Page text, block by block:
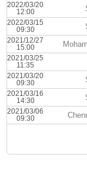
2022/03/20
12:00
2022/03/15
09:30
2021/12/27
15:00
2021/03/25
11:35
2021/03/20
09:30
2021/03/16
14:30
2021/03/06
09:30